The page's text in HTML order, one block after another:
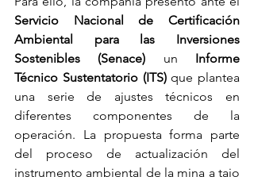
Servicio Nacional de Certificación
Ambiental para las Inversiones
Sostenibles (Senace) un Informe
Técnico Sustentatorio (ITS) que plantea
una serie de ajustes técnicos en
diferentes componentes de la
operación. La propuesta forma parte
del proceso de actualización del
instrumento ambiental de la mina a tajo